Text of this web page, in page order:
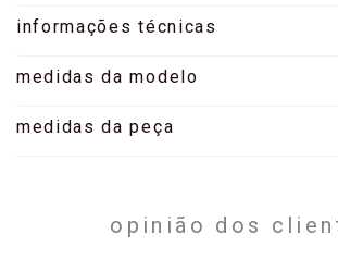
informações técnicas
medidas da modelo
medidas da peça
opinião dos